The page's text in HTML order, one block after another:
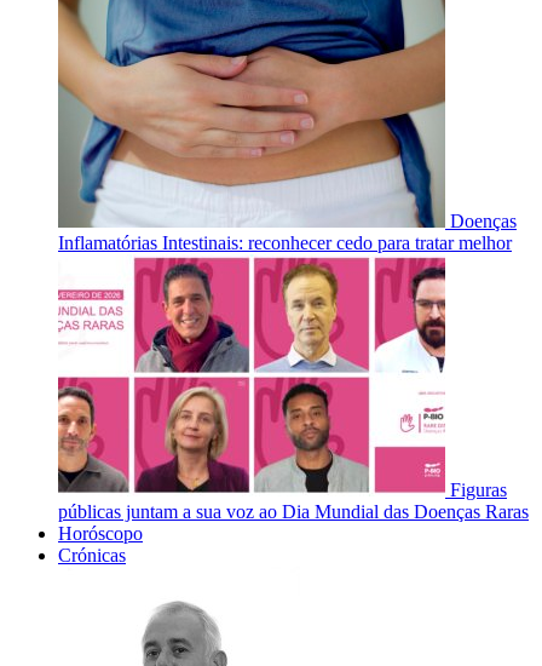
Doenças
Inflamatórias Intestinais: reconhecer cedo para tratar melhor
Figuras
públicas juntam a sua voz ao Dia Mundial das Doenças Raras
Horóscopo
Crónicas